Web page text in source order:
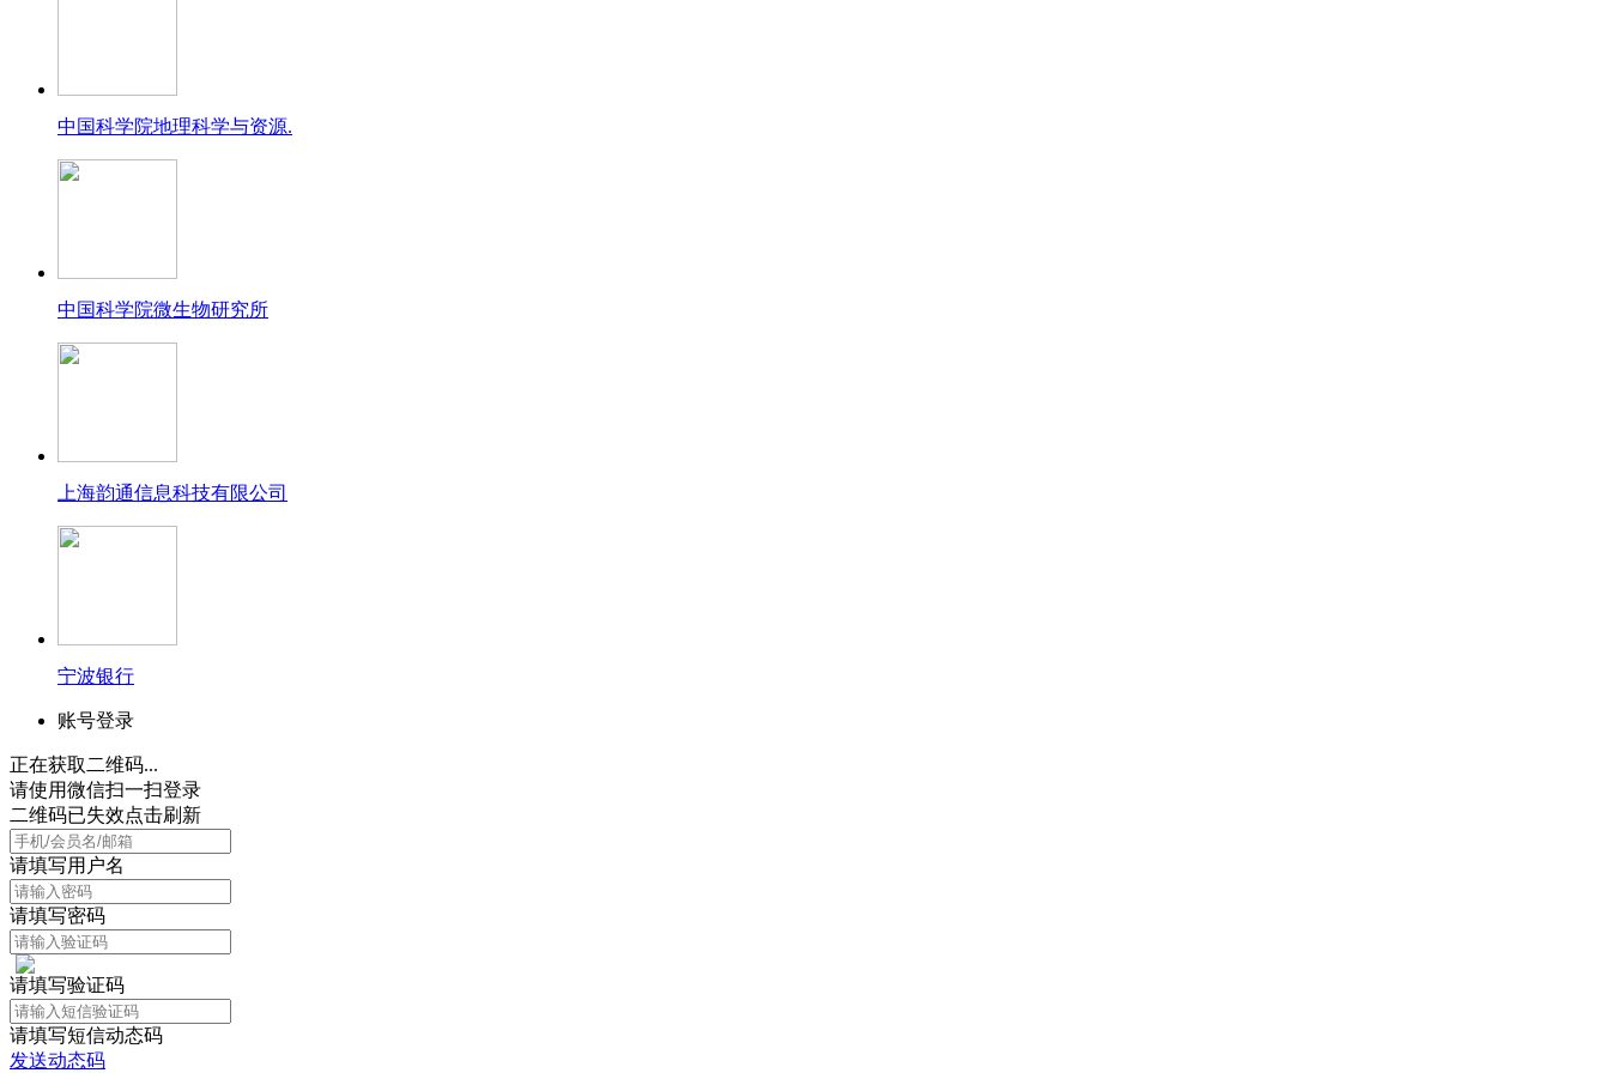
中国科学院地理科学与资源.
中国科学院微生物研究所
上海韵通信息科技有限公司
宁波银行
账号登录
正在获取二维码...
请使用微信扫一扫登录
二维码已失效点击刷新
请填写用户名
请填写密码
请填写验证码
请填写短信动态码
发送动态码